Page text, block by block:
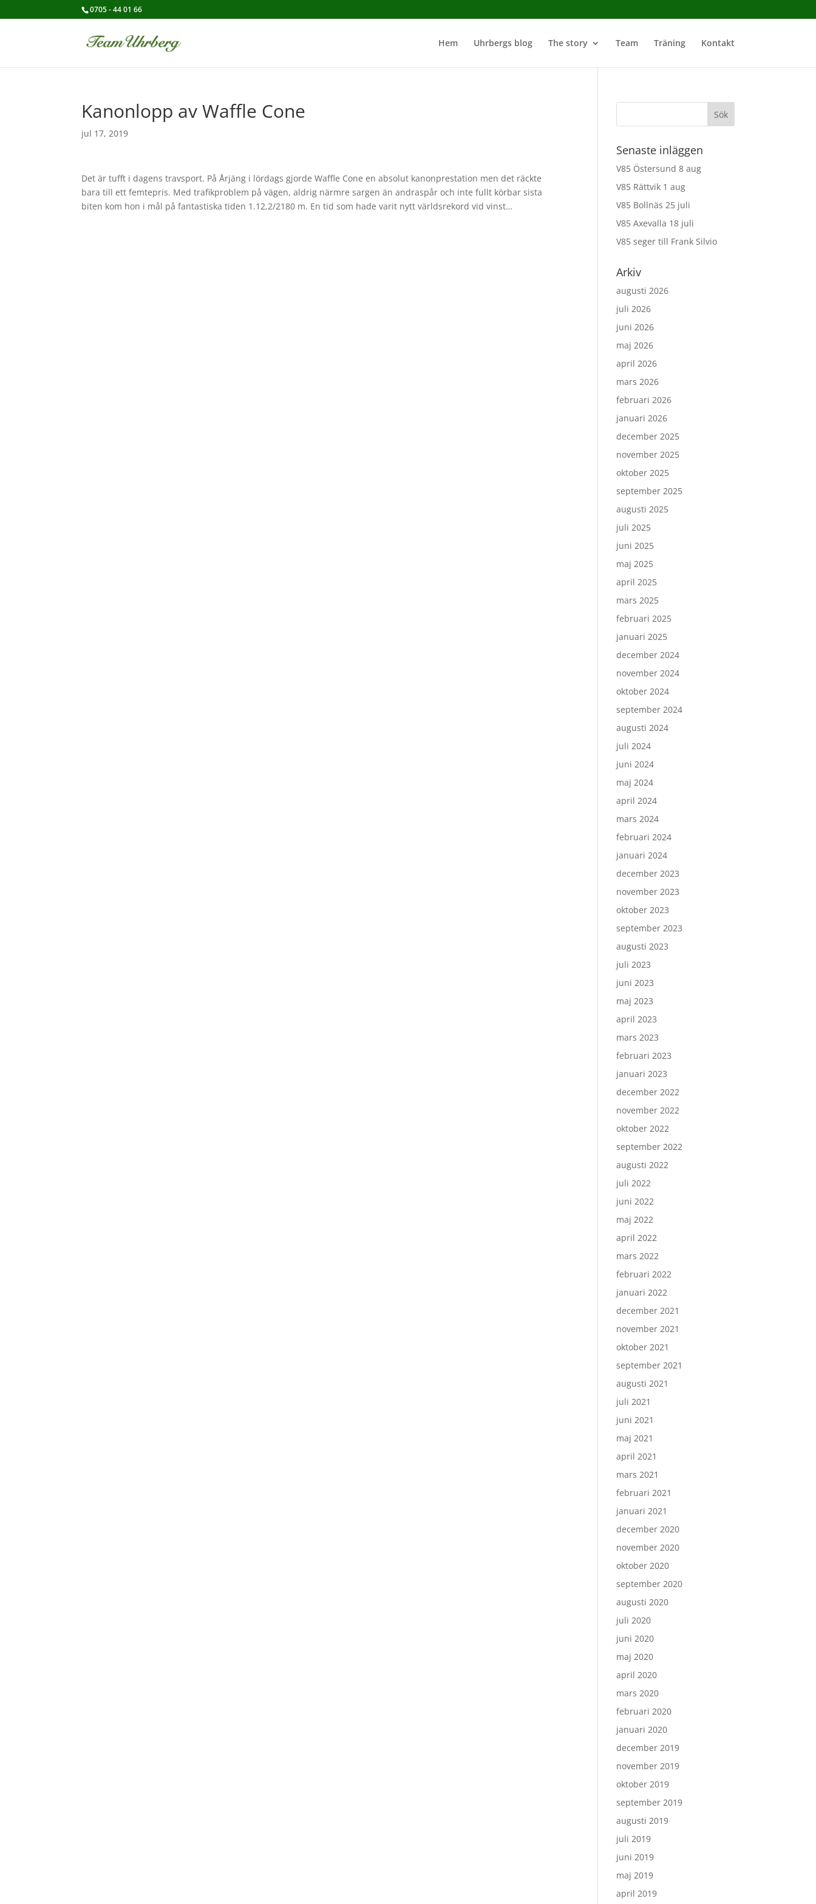
0705 - 44 01 66
Hem Uhrbergs blog The story Team Träning Kontakt
Kanonlopp av Waffle Cone
jul 17, 2019
Det är tufft i dagens travsport. På Årjäng i lördags gjorde Waffle Cone en absolut kanonprestation men det räckte
bara till ett femtepris. Med trafikproblem på vägen, aldrig närmre sargen än andraspår och inte fullt körbar sista
biten kom hon i mål på fantastiska tiden 1.12,2/2180 m. En tid som hade varit nytt världsrekord vid vinst…
Senaste inläggen
V85 Östersund 8 aug
V85 Rättvik 1 aug
V85 Bollnäs 25 juli
V85 Axevalla 18 juli
V85 seger till Frank Silvio
Arkiv
augusti 2026
juli 2026
juni 2026
maj 2026
april 2026
mars 2026
februari 2026
januari 2026
december 2025
november 2025
oktober 2025
september 2025
augusti 2025
juli 2025
juni 2025
maj 2025
april 2025
mars 2025
februari 2025
januari 2025
december 2024
november 2024
oktober 2024
september 2024
augusti 2024
juli 2024
juni 2024
maj 2024
april 2024
mars 2024
februari 2024
januari 2024
december 2023
november 2023
oktober 2023
september 2023
augusti 2023
juli 2023
juni 2023
maj 2023
april 2023
mars 2023
februari 2023
januari 2023
december 2022
november 2022
oktober 2022
september 2022
augusti 2022
juli 2022
juni 2022
maj 2022
april 2022
mars 2022
februari 2022
januari 2022
december 2021
november 2021
oktober 2021
september 2021
augusti 2021
juli 2021
juni 2021
maj 2021
april 2021
mars 2021
februari 2021
januari 2021
december 2020
november 2020
oktober 2020
september 2020
augusti 2020
juli 2020
juni 2020
maj 2020
april 2020
mars 2020
februari 2020
januari 2020
december 2019
november 2019
oktober 2019
september 2019
augusti 2019
juli 2019
juni 2019
maj 2019
april 2019